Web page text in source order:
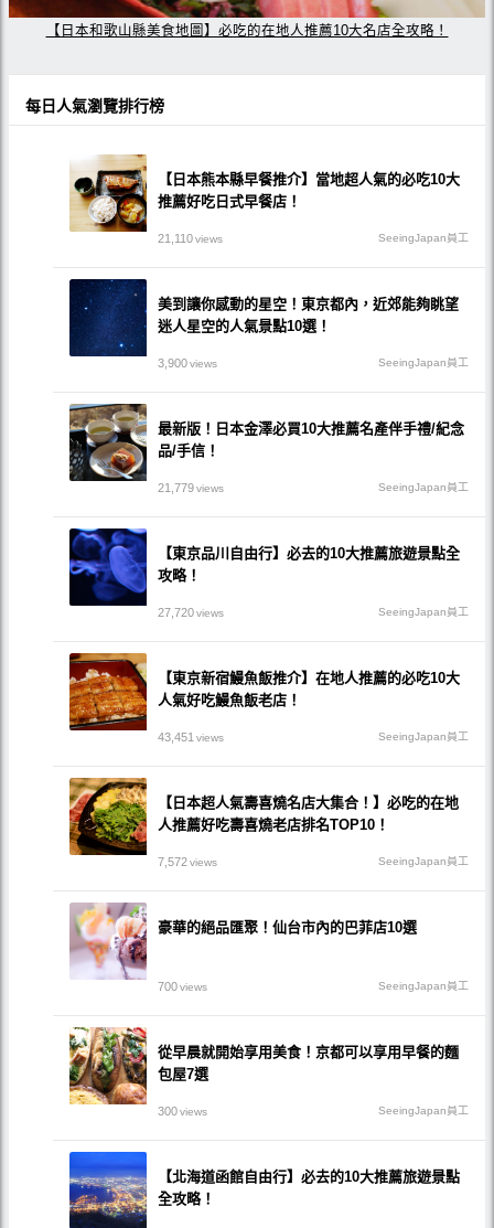
【日本和歌山縣美食地圖】必吃的在地人推薦10大名店全攻略！
每日人氣瀏覽排行榜
【日本熊本縣早餐推介】當地超人氣的必吃10大
推薦好吃日式早餐店！
21,110views SeeingJapan員工
美到讓你感動的星空！東京都內，近郊能夠眺望
迷人星空的人氣景點10選！
3,900views SeeingJapan員工
最新版！日本金澤必買10大推薦名產伴手禮/紀念
品/手信！
21,779views SeeingJapan員工
【東京品川自由行】必去的10大推薦旅遊景點全
攻略！
27,720views SeeingJapan員工
【東京新宿鰻魚飯推介】在地人推薦的必吃10大
人氣好吃鰻魚飯老店！
43,451 views SeeingJapan員工
【日本超人氣壽喜燒名店大集合！】必吃的在地
人推薦好吃壽喜燒老店排名TOP10！
7,572views SeeingJapan員工
豪華的絕品匯聚！仙台市內的巴菲店10選
700views SeeingJapan員工
從早晨就開始享用美食！京都可以享用早餐的麵
包屋7選
300views SeeingJapan員工
【北海道函館自由行】必去的10大推薦旅遊景點
全攻略！